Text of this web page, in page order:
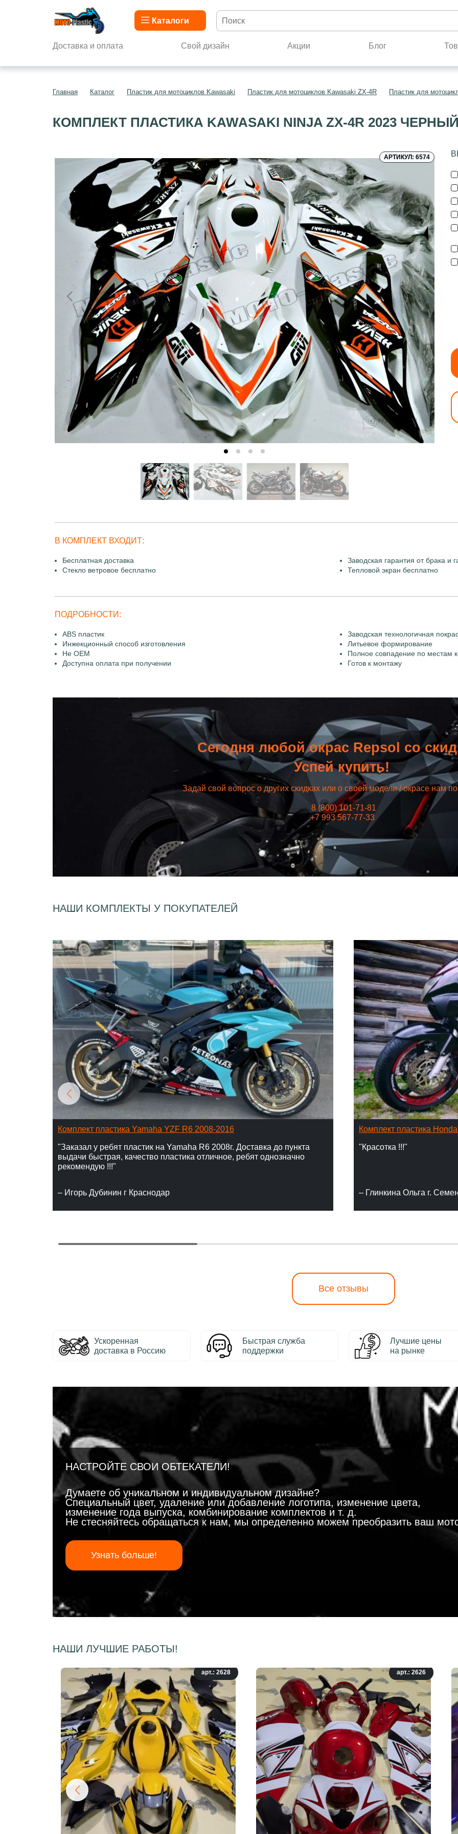
Каталоги
Доставка и оплата Свой дизайн Акции Блог
Главная Каталог Пластик для мотоциклов Kawasaki Пластик для мотоциклов Kawasaki ZX-4R Пластик для
КОМПЛЕКТ ПЛАСТИКА KAWASAKI NINJA ZX-4R 2023
АРТИКУЛ: 6574
В КОМПЛЕКТ ВХОДИТ:
Бесплатная доставка
Заводская гарантия от брака и
Стекло ветровое бесплатно
Тепловой экран бесплатно
ПОДРОБНОСТИ:
ABS пластик
Заводская технологичная
Инжекционный способ изготовления
Литьевое формирование
Не OEM
Полное совпадение по местам
Доступна оплата при получении
Готов к монтажу
Сегодня любой окрас Repsol со
Успей купить!
Задай свой вопрос о других скидках или о своей модели / окрасе нам
8 (800) 101-71-81
+7 993 567-77-33
НАШИ КОМПЛЕКТЫ У ПОКУПАТЕЛЕЙ
Комплект пластика Yamaha YZF R6 2008-2016
"Заказал у ребят пластик на Yamaha R6 2008г. Доставка до пункта
выдачи быстрая, качество пластика отличное, ребят однозначно
рекомендую !!!"
– Игорь Дубинин г Краснодар
Комплект пластика
"Красотка !!!"
– Глинкина Ольга г.
Все отзывы
Ускоренная
доставка в Россию
Быстрая служба
поддержки
Лучшие цены
на рынке
НАСТРОЙТЕ СВОИ ОБТЕКАТЕЛИ!
Думаете об уникальном и индивидуальном дизайне?
Специальный цвет, удаление или добавление логотипа, изменение цвета,
изменение года выпуска, комбинирование комплектов и т. д.
Не стесняйтесь обращаться к нам, мы определенно можем преобразить ваш
Узнать больше!
НАШИ ЛУЧШИЕ РАБОТЫ!
арт.: 2628 арт.: 2626